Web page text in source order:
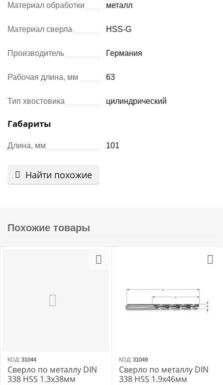
Материал обработки металл
Материал сверла HSS-G
Производитель Германия
Рабочая длина, мм 63
Тип хвостовика цилиндрический
Габариты
Длина, мм 101
Найти похожие
Похожие товары
КОД: 31044
Сверло по металлу DIN
338 HSS 1.3x38мм
КОД: 31049
Сверло по металлу DIN
338 HSS 1.9x46мм